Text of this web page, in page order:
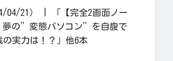
04/21） | 「【完全2画面ノー
夢の”変態パソコン”を自腹で
の実力は！？」他6本